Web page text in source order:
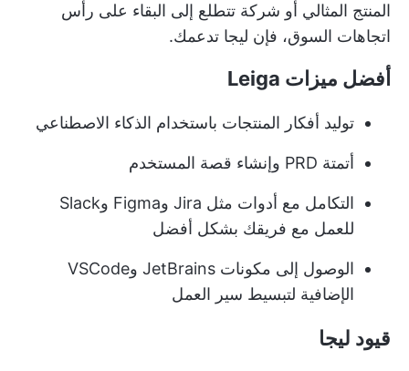
المنتج المثالي أو شركة تتطلع إلى البقاء على رأس
اتجاهات السوق، فإن ليجا تدعمك.
أفضل ميزات Leiga
توليد أفكار المنتجات باستخدام الذكاء الاصطناعي
أتمتة PRD وإنشاء قصة المستخدم
التكامل مع أدوات مثل Jira وFigma وSlack
للعمل مع فريقك بشكل أفضل
الوصول إلى مكونات JetBrains وVSCode
الإضافية لتبسيط سير العمل
قيود ليجا